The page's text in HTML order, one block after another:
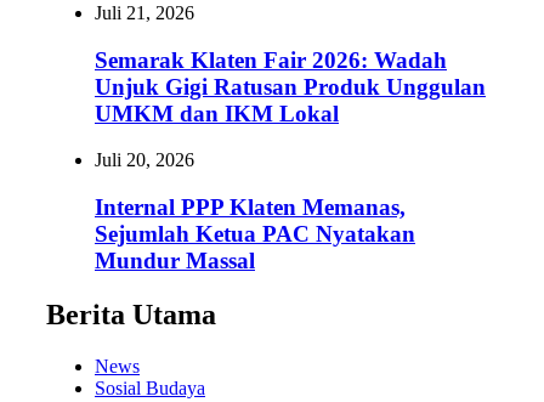
Juli 21, 2026
Semarak Klaten Fair 2026: Wadah
Unjuk Gigi Ratusan Produk Unggulan
UMKM dan IKM Lokal
Juli 20, 2026
Internal PPP Klaten Memanas,
Sejumlah Ketua PAC Nyatakan
Mundur Massal
Berita Utama
News
Sosial Budaya